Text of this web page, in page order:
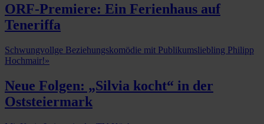
ORF-Premiere: Ein Ferienhaus auf
Teneriffa
Schwungvollge Beziehungskomödie mit Publikumsliebling Philipp
Hochmair!»
Neue Folgen: „Silvia kocht“ in der
Oststeiermark